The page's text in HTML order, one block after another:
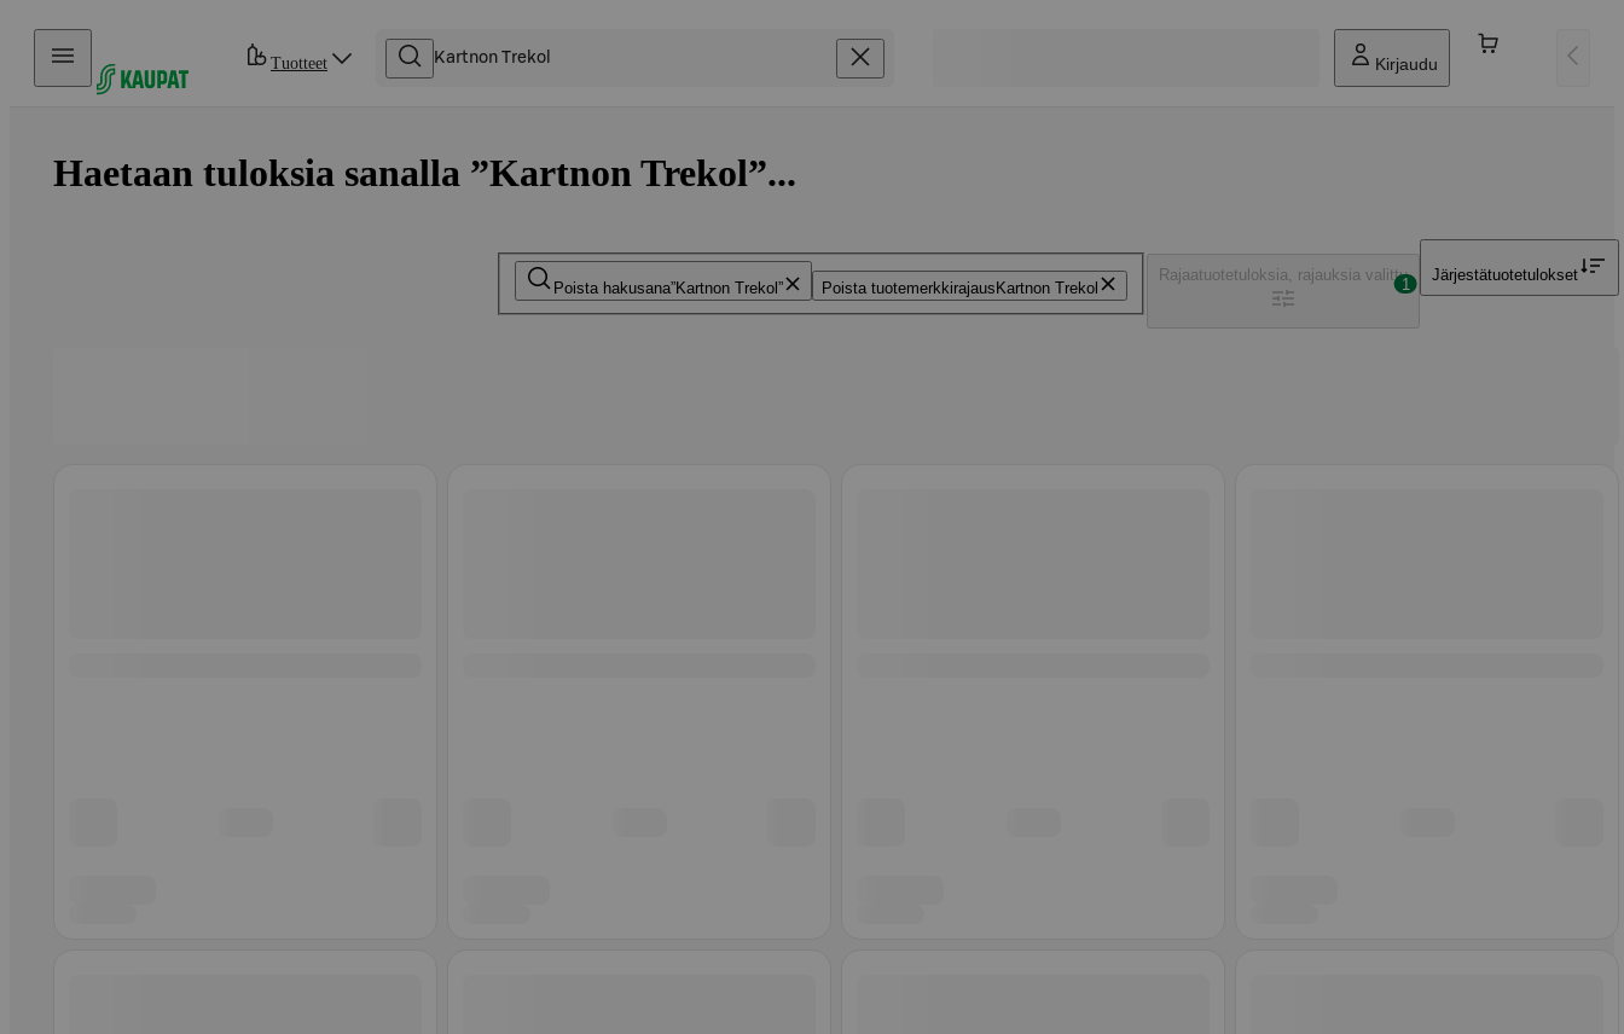
Hyppää sisältöön
Tuotteet Kirjaudu
Haetaan tuloksia sanalla ”Kartnon Trekol”...
Poista hakusana Kartnon Trekol Poista tuotemerkkirajaus Kartnon Trekol
Rajaatuotetuloksia, rajauksia valittu
1
Järjestätuotetulokset